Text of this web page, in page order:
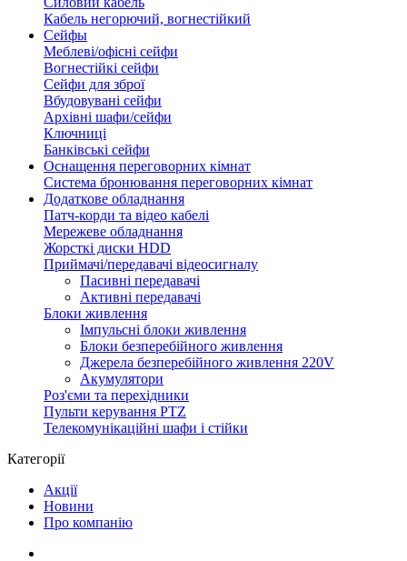
Кабель негорючий, вогнестійкий
Сейфы
Меблеві/офісні сейфи
Вогнестійкі сейфи
Сейфи для зброї
Вбудовувані сейфи
Архівні шафи/сейфи
Ключниці
Банківські сейфи
Оснащення переговорних кімнат
Система бронювання переговорних кімнат
Додаткове обладнання
Патч-корди та відео кабелі
Мережеве обладнання
Жорсткі диски HDD
Приймачі/передавачі відеосигналу
Пасивні передавачі
Активні передавачі
Блоки живлення
Імпульсні блоки живлення
Блоки безперебійного живлення
Джерела безперебійного живлення 220V
Акумулятори
Роз'єми та перехідники
Пульти керування PTZ
Телекомунікаційні шафи і стійки
Категорії
Акції
Новини
Про компанію